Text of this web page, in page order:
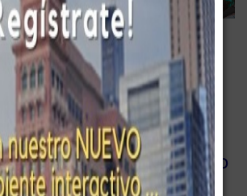
conceptos en Desarrollo